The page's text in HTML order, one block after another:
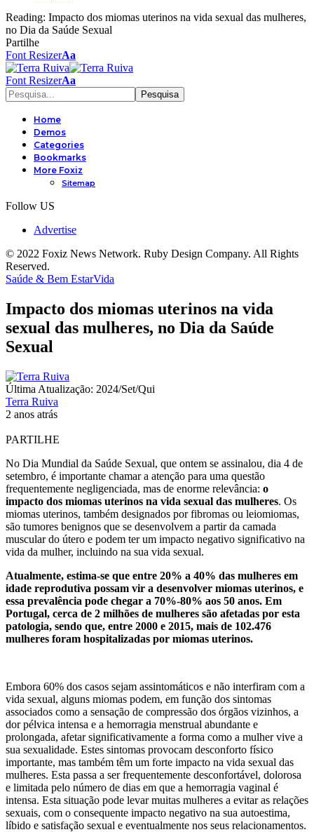
Reading: Impacto dos miomas uterinos na vida sexual das mulheres,
no Dia da Saúde Sexual
Partilhe
Font ResizerAa
Font ResizerAa
Home
Demos
Categories
Bookmarks
More Foxiz
Sitemap
Follow US
Advertise
© 2022 Foxiz News Network. Ruby Design Company. All Rights
Reserved.
Saúde & Bem EstarVida
Impacto dos miomas uterinos na vida
sexual das mulheres, no Dia da Saúde
Sexual
Última Atualização: 2024/Set/Qui
Terra Ruiva
2 anos atrás
PARTILHE
No Dia Mundial da Saúde Sexual, que ontem se assinalou, dia 4 de
setembro, é importante chamar a atenção para uma questão
frequentemente negligenciada, mas de enorme relevância: o
impacto dos miomas uterinos na vida sexual das mulheres. Os
miomas uterinos, também designados por fibromas ou leiomiomas,
são tumores benignos que se desenvolvem a partir da camada
muscular do útero e podem ter um impacto negativo significativo na
vida da mulher, incluindo na sua vida sexual.
Atualmente, estima-se que entre 20% a 40% das mulheres em
idade reprodutiva possam vir a desenvolver miomas uterinos, e
essa prevalência pode chegar a 70%-80% aos 50 anos. Em
Portugal, cerca de 2 milhões de mulheres são afetadas por esta
patologia, sendo que, entre 2000 e 2015, mais de 102.476
mulheres foram hospitalizadas por miomas uterinos.
Embora 60% dos casos sejam assintomáticos e não interfiram com a
vida sexual, alguns miomas podem, em função dos sintomas
associados como a sensação de compressão dos órgãos vizinhos, a
dor pélvica intensa e a hemorragia menstrual abundante e
prolongada, afetar significativamente a forma como a mulher vive a
sua sexualidade. Estes sintomas provocam desconforto físico
importante, mas também têm um forte impacto na vida sexual das
mulheres. Esta passa a ser frequentemente desconfortável, dolorosa
e limitada pelo número de dias em que a hemorragia vaginal é
intensa. Esta situação pode levar muitas mulheres a evitar as relações
sexuais, com o consequente impacto negativo na sua autoestima,
líbido e satisfação sexual e eventualmente nos seus relacionamentos.